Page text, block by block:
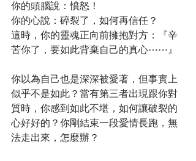
你的頭腦說：憤怒！
你的心說：碎裂了，如何再信任？
這時，你的靈魂正向前擁抱對方：『辛
苦你了，要如此背棄自己的真心⋯⋯』
你以為自己也是深深被愛著，但事實上
似乎不是如此？當有第三者出現跟你對
質時，你感到如此不堪，如何讓破裂的
心好好的？你剛結束一段愛情長跑，無
法走出來，怎麼辦？